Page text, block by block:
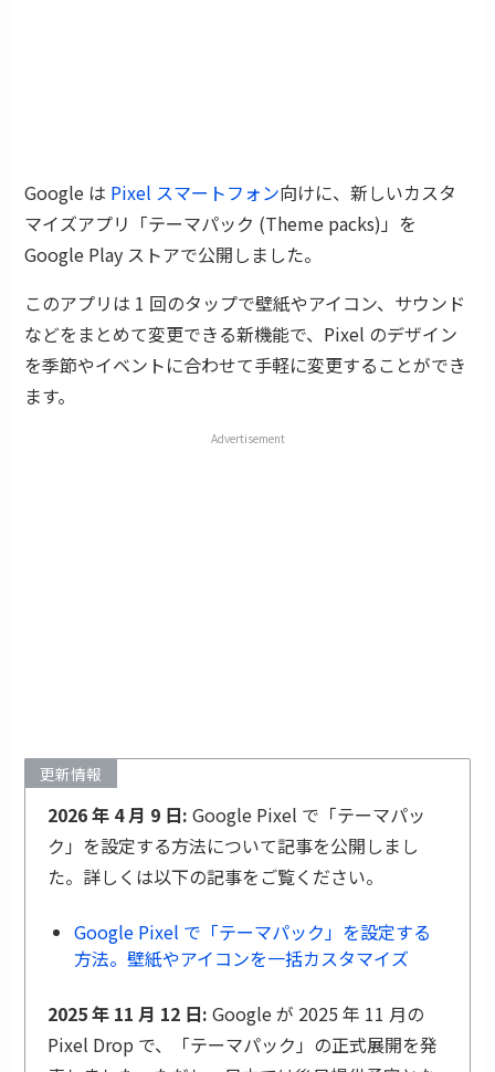
Google は Pixel スマートフォン向けに、新しいカスタ
マイズアプリ「テーマパック (Theme packs)」を
Google Play ストアで公開しました。
このアプリは 1 回のタップで壁紙やアイコン、サウンド
などをまとめて変更できる新機能で、Pixel のデザイン
を季節やイベントに合わせて手軽に変更することができ
ます。
Advertisement
更新情報
2026 年 4 月 9 日: Google Pixel で「テーマパッ
ク」を設定する方法について記事を公開しまし
た。詳しくは以下の記事をご覧ください。
Google Pixel で「テーマパック」を設定する
方法。壁紙やアイコンを一括カスタマイズ
2025 年 11 月 12 日: Google が 2025 年 11 月の
Pixel Drop で、「テーマパック」の正式展開を発